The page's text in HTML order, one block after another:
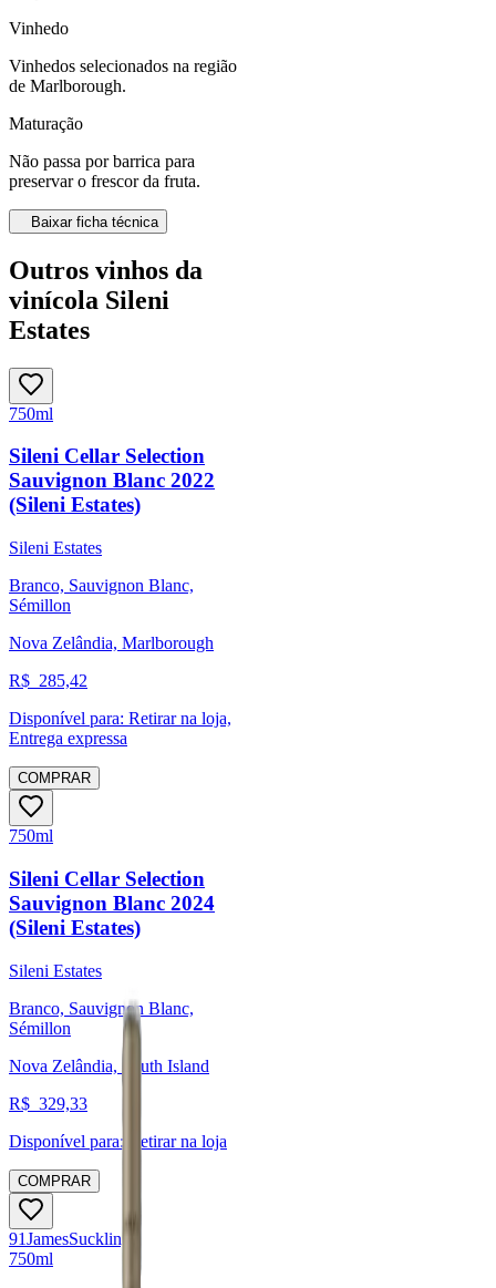
Vinhedo
Vinhedos selecionados na região
de Marlborough.
Maturação
Não passa por barrica para
preservar o frescor da fruta.
Baixar ficha técnica
Outros vinhos da
vinícola Sileni
Estates
750ml
Sileni Cellar Selection
Sauvignon Blanc 2022
(Sileni Estates)
Sileni Estates
Branco, Sauvignon Blanc,
Sémillon
Nova Zelândia, Marlborough
R$ 285,42
Disponível para: Retirar na loja,
Entrega expressa
COMPRAR
750ml
Sileni Cellar Selection
Sauvignon Blanc 2024
(Sileni Estates)
Sileni Estates
Branco, Sauvignon Blanc,
Sémillon
Nova Zelândia, South Island
R$ 329,33
Disponível para:
Retirar na loja
COMPRAR
91JamesSuckling
750ml